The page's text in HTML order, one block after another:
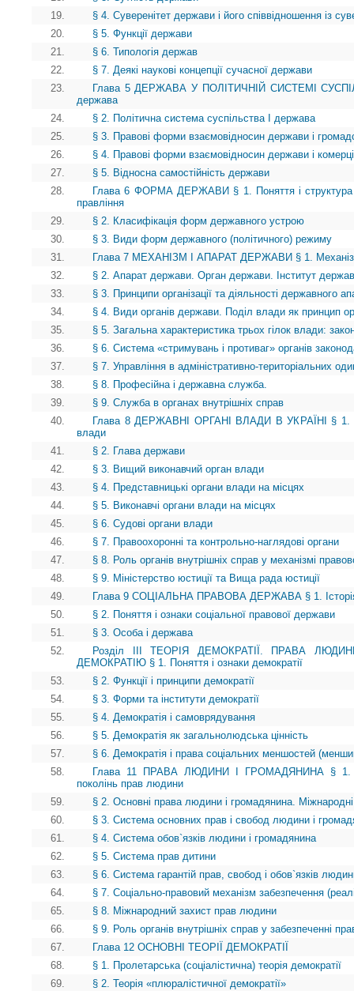
19.
§ 4. Суверенітет держави і його співвідношення із
20.
§ 5. Функції держави
21.
§ 6. Типологія держав
22.
§ 7. Деякі наукові концепції сучасної держави
23.
Глава 5 ДЕРЖАВА У ПОЛІТИЧНІЙ СИСТЕМІ
держава
24.
§ 2. Політична система суспільства І держава
25.
§ 3. Правові форми взаємовідносин держави і
26.
§ 4. Правові форми взаємовідносин держави і
27.
§ 5. Відносна самостійність держави
28.
Глава 6 ФОРМА ДЕРЖАВИ § 1. Поняття і
правління
29.
§ 2. Класифікація форм державного устрою
30.
§ 3. Види форм державного (політичного) режиму
31.
Глава 7 МЕХАНІЗМ І АПАРАТ ДЕРЖАВИ § 1.
32.
§ 2. Апарат держави. Орган держави. Інститут
33.
§ 3. Принципи організації та діяльності державного
34.
§ 4. Види органів держави. Поділ влади як принцип
35.
§ 5. Загальна характеристика трьох гілок влади:
36.
§ 6. Система «стримувань і противаг» органів
37.
§ 7. Управління в адміністративно-територіальних
38.
§ 8. Професійна і державна служба.
39.
§ 9. Служба в органах внутрішніх справ
40.
Глава 8 ДЕРЖАВНІ ОРГАНІ ВЛАДИ В УКРАЇНІ § 1.
влади
41.
§ 2. Глава держави
42.
§ 3. Вищий виконавчий орган влади
43.
§ 4. Представницькі органи влади на місцях
44.
§ 5. Виконавчі органи влади на місцях
45.
§ 6. Судові органи влади
46.
§ 7. Правоохоронні та контрольно-наглядові органи
47.
§ 8. Роль органів внутрішніх справ у механізмі
48.
§ 9. Міністерство юстиції та Вища рада юстиції
49.
Глава 9 СОЦІАЛЬНА ПРАВОВА ДЕРЖАВА § 1. Історія
50.
§ 2. Поняття і ознаки соціальної правової держави
51.
§ 3. Особа і держава
52.
Розділ III ТЕОРІЯ ДЕМОКРАТІЇ. ПРАВА
ДЕМОКРАТІЮ § 1. Поняття і ознаки демократії
53.
§ 2. Функції і принципи демократії
54.
§ 3. Форми та інститути демократії
55.
§ 4. Демократія і самоврядування
56.
§ 5. Демократія як загальнолюдська цінність
57.
§ 6. Демократія і права соціальних меншостей
58.
Глава 11 ПРАВА ЛЮДИНИ І ГРОМАДЯНИНА § 1.
поколінь прав людини
59.
§ 2. Основні права людини і громадянина.
60.
§ 3. Система основних прав і свобод людини і
61.
§ 4. Система обов`язків людини і громадянина
62.
§ 5. Система прав дитини
63.
§ 6. Система гарантій прав, свобод і обов`язків
64.
§ 7. Соціально-правовий механізм забезпечення
65.
§ 8. Міжнародний захист прав людини
66.
§ 9. Роль органів внутрішніх справ у забезпеченні
67.
Глава 12 ОСНОВНІ ТЕОРІЇ ДЕМОКРАТІЇ
68.
§ 1. Пролетарська (соціалістична) теорія демократії
69.
§ 2. Теорія «плюралістичної демократії»